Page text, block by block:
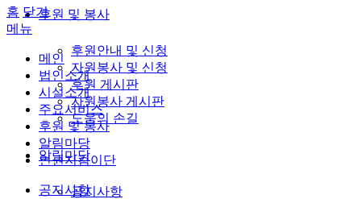
후원 및 봉사
후원안내 및 신청
자원봉사 및 신청
후원 게시판
자원봉사 게시판
도움의 손길
알림마당
공지사항
홈 닫기
메뉴
메인
법인소개
시설소개
주요서비스
후원 및 봉사
알림마당
인권지킴이단
공지사항